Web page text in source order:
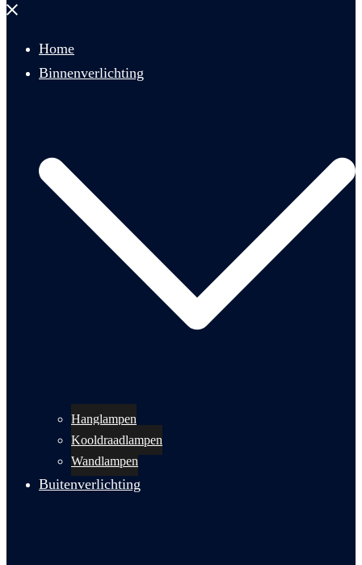
Menu
Home
Binnenverlichting
Hanglampen
Kooldraadlampen
Wandlampen
Buitenverlichting